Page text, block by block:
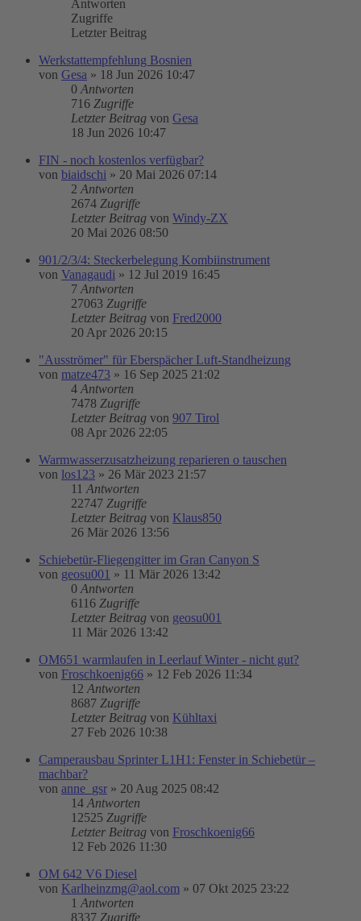
Antworten
Zugriffe
Letzter Beitrag
Werkstattempfehlung Bosnien
von Gesa » 18 Jun 2026 10:47
0 Antworten
716 Zugriffe
Letzter Beitrag von Gesa
18 Jun 2026 10:47
FIN - noch kostenlos verfügbar?
von biaidschi » 20 Mai 2026 07:14
2 Antworten
2674 Zugriffe
Letzter Beitrag von Windy-ZX
20 Mai 2026 08:50
901/2/3/4: Steckerbelegung Kombiinstrument
von Vanagaudi » 12 Jul 2019 16:45
7 Antworten
27063 Zugriffe
Letzter Beitrag von Fred2000
20 Apr 2026 20:15
"Ausströmer" für Eberspächer Luft-Standheizung
von matze473 » 16 Sep 2025 21:02
4 Antworten
7478 Zugriffe
Letzter Beitrag von 907 Tirol
08 Apr 2026 22:05
Warmwasserzusatzheizung reparieren o tauschen
von los123 » 26 Mär 2023 21:57
11 Antworten
22747 Zugriffe
Letzter Beitrag von Klaus850
26 Mär 2026 13:56
Schiebetür-Fliegengitter im Gran Canyon S
von geosu001 » 11 Mär 2026 13:42
0 Antworten
6116 Zugriffe
Letzter Beitrag von geosu001
11 Mär 2026 13:42
OM651 warmlaufen in Leerlauf Winter - nicht gut?
von Froschkoenig66 » 12 Feb 2026 11:34
12 Antworten
8687 Zugriffe
Letzter Beitrag von Kühltaxi
27 Feb 2026 10:38
Camperausbau Sprinter L1H1: Fenster in Schiebetür –
machbar?
von anne_gsr » 20 Aug 2025 08:42
14 Antworten
12525 Zugriffe
Letzter Beitrag von Froschkoenig66
12 Feb 2026 11:30
OM 642 V6 Diesel
von Karlheinzmg@aol.com » 07 Okt 2025 23:22
1 Antworten
8337 Zugriffe